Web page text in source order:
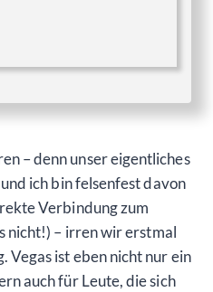
– denn unser eigentliches
ich bin felsenfest davon
Verbindung zum
nicht!) – irren wir erstmal
Vegas ist eben nicht nur ein
auch für Leute, die sich